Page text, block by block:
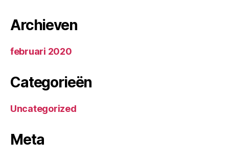
Archieven
februari 2020
Categorieën
Uncategorized
Meta